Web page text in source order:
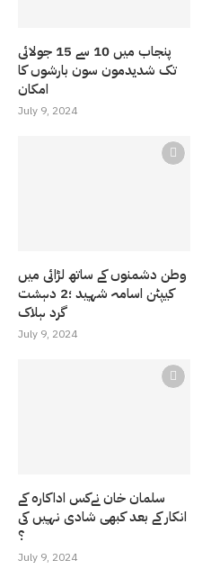
پنجاب میں 10 سے 15 جولائی
تک شدیدمون سون بارشوں کا
امکان
July 9, 2024
وطن دشمنوں کے ساتھ لڑائی میں
کیپٹن اسامہ شہید ؛2 دہشت
گرد ہلاک
July 9, 2024
سلمان خان نےکس اداکارہ کے
انکار کے بعد کبھی شادی نہیں کی
؟
July 9, 2024